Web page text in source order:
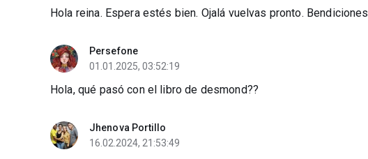
Hola reina. Espera estés bien. Ojalá vuelvas pronto. Bendiciones
Persefone
01.01.2025, 03:52:19
Hola, qué pasó con el libro de desmond??
Jhenova Portillo
16.02.2024, 21:53:49